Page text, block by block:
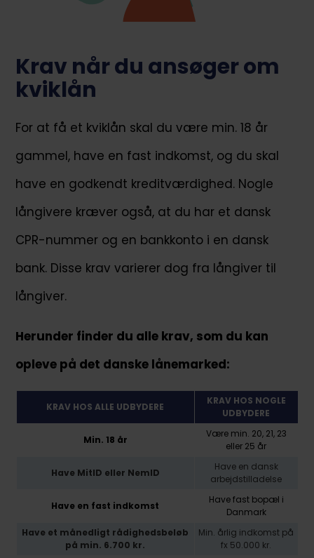
Krav når du ansøger om
kviklån
For at få et kviklån skal du være min. 18 år
gammel, have en fast indkomst, og du skal
have en godkendt kreditværdighed. Nogle
långivere kræver også, at du har et dansk
CPR-nummer og en bankkonto i en dansk
bank. Disse krav varierer dog fra långiver til
långiver.
Herunder finder du alle krav, som du kan
opleve på det danske lånemarked:
KRAV HOS ALLE UDBYDERE
KRAV HOS NOGLE
UDBYDERE
Min. 18 år
Være min. 20, 21, 23
eller 25 år
Have MitID eller NemID
Have en dansk
arbejdstilladelse
Have en fast indkomst
Have fast bopæl i
Danmark
Have et månedligt rådighedsbeløb
på min. 6.700 kr.
Min. årlig indkomst på
fx 50.000 kr.